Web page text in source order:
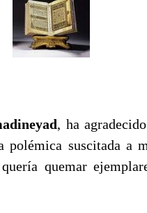
, ha
polémica suscitada a
quemar